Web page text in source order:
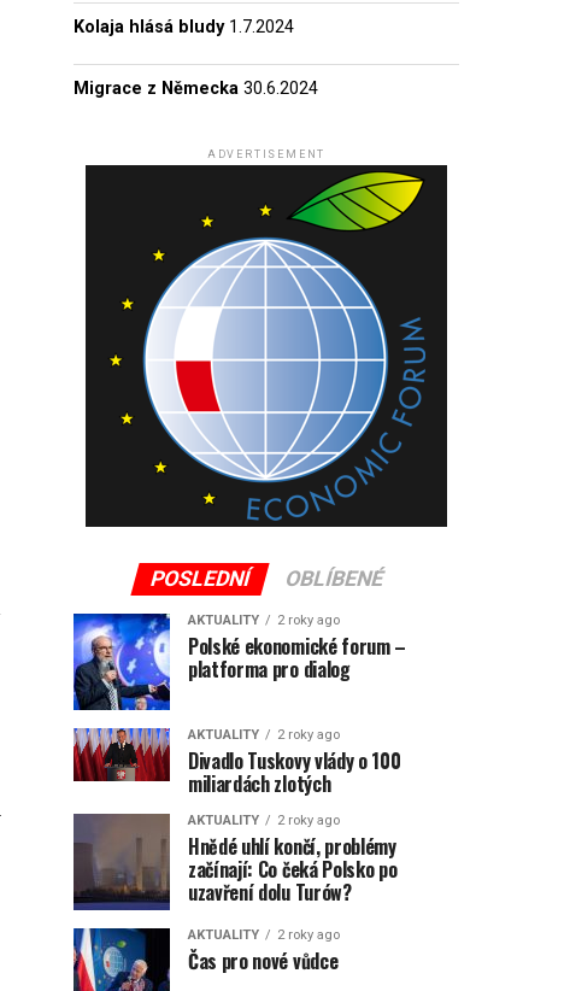
Kolaja hlásá bludy 1.7.2024
Migrace z Německa 30.6.2024
ADVERTISEMENT
POSLEDNÍ OBLÍBENÉ
AKTUALITY 2 roky ago
Polské ekonomické forum –
platforma pro dialog
AKTUALITY 2 roky ago
Divadlo Tuskovy vlády o 100
miliardách zlotých
AKTUALITY 2 roky ago
Hnědé uhlí končí, problémy
začínají: Co čeká Polsko po
uzavření dolu Turów?
AKTUALITY 2 roky ago
Čas pro nové vůdce